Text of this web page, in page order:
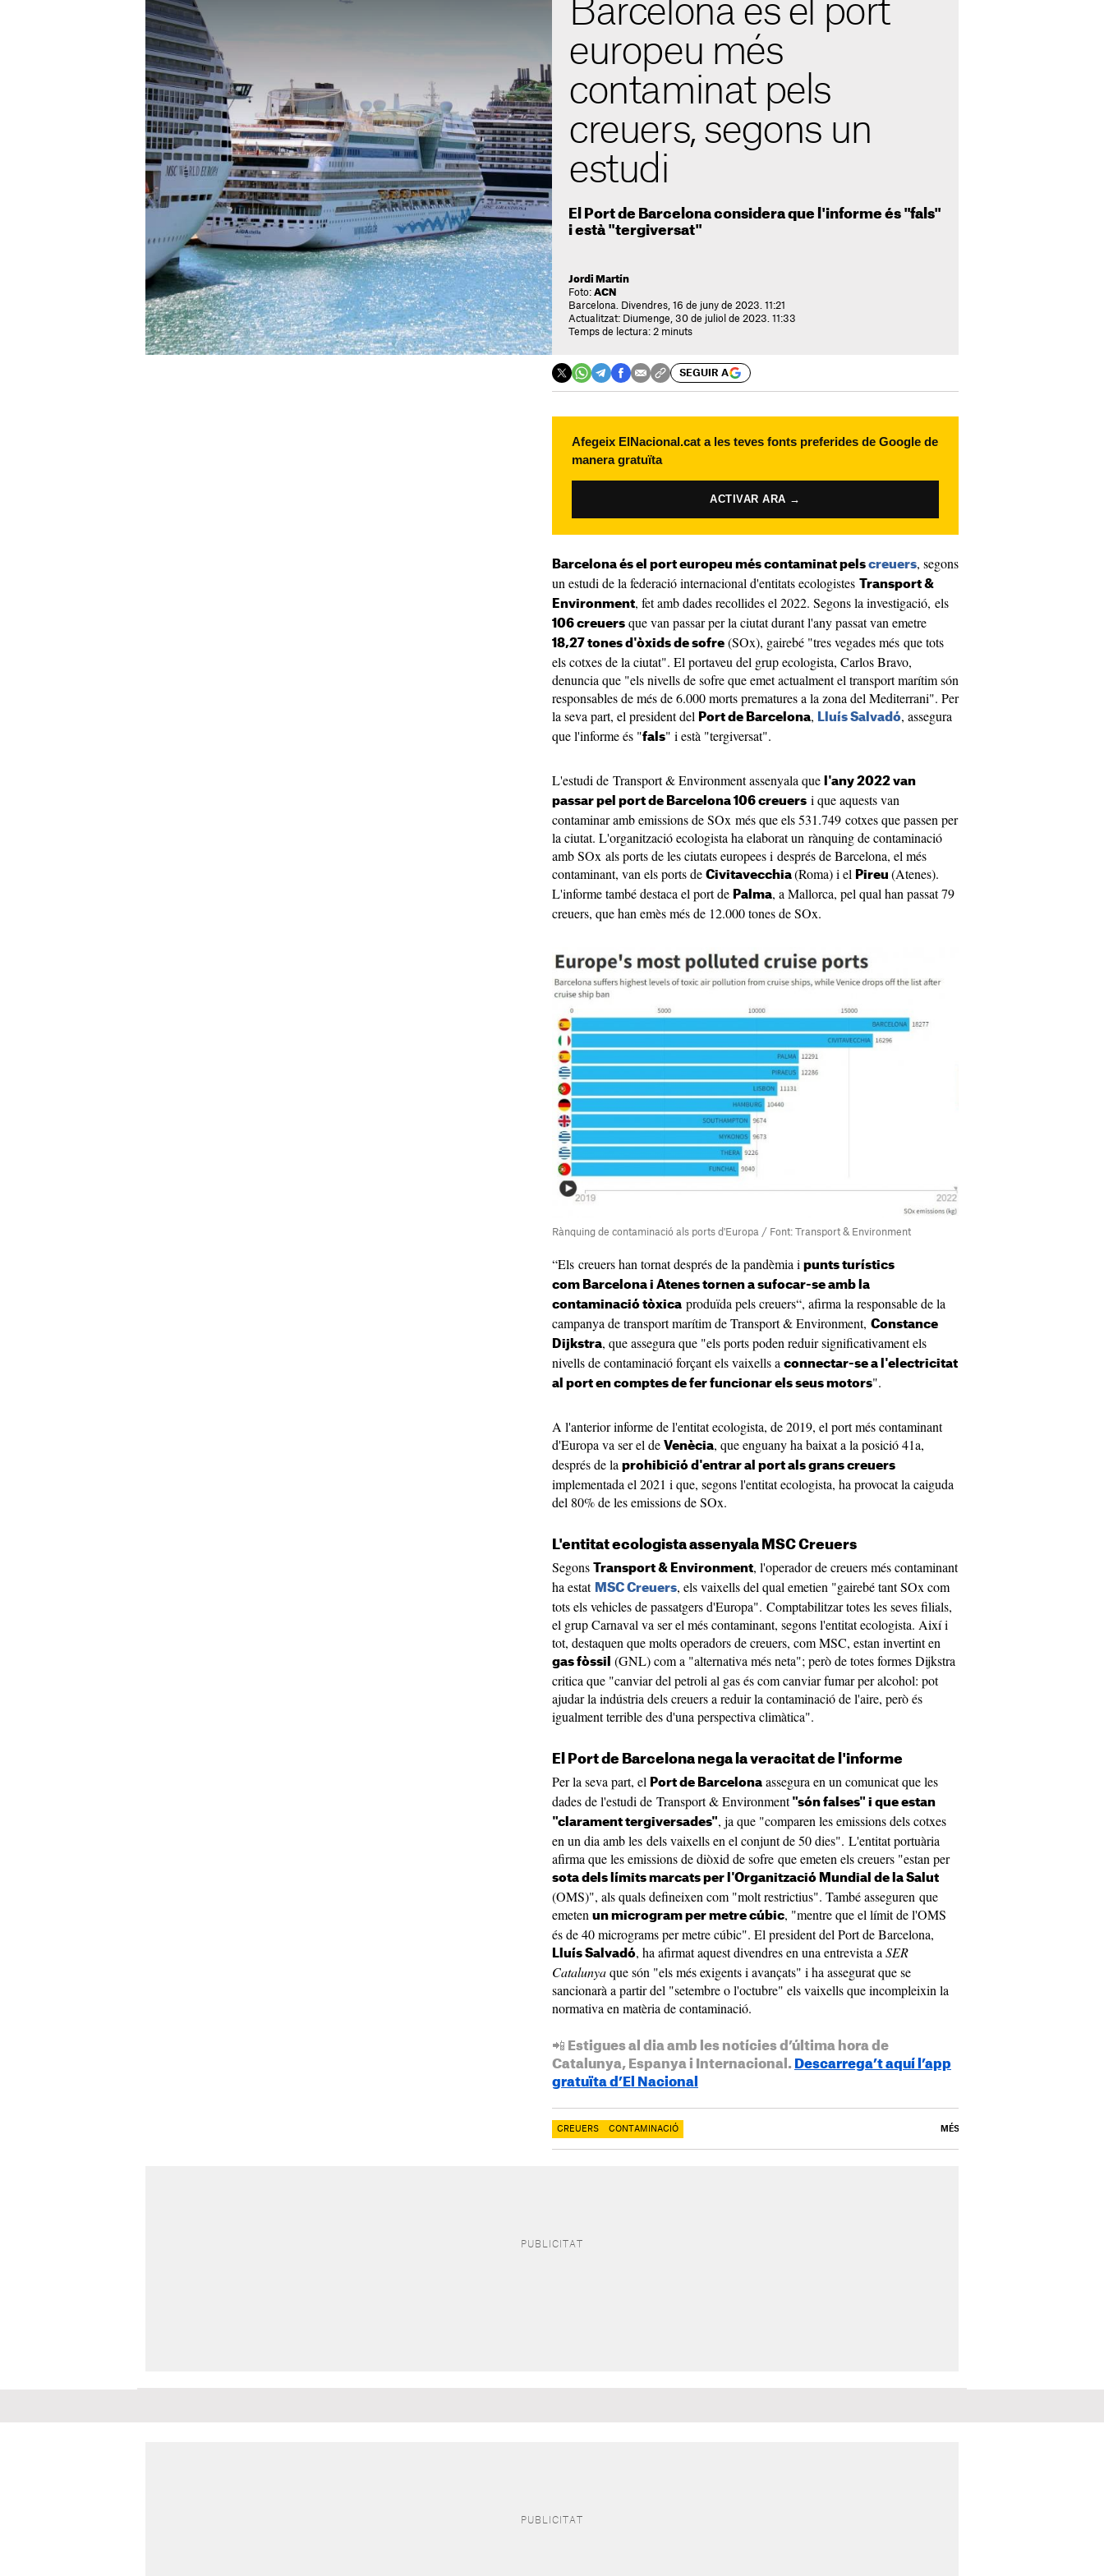
Barcelona és el port
europeu més
contaminat pels
creuers, segons un
estudi
El Port de Barcelona considera que l'informe és "fals"
i està "tergiversat"
Jordi Martín
Foto: ACN
Barcelona. Divendres, 16 de juny de 2023. 11:21
Actualitzat: Diumenge, 30 de juliol de 2023. 11:33
Temps de lectura: 2 minuts
SEGUIR A
Afegeix ElNacional.cat a les teves fonts preferides de Google de
manera gratuïta
ACTIVAR ARA →
Barcelona és el port europeu més contaminat pels creuers, segons
un estudi de la federació internacional d'entitats ecologistes
Transport &
Environment, fet amb dades recollides el 2022. Segons la investigació, els
106 creuers que van passar per la ciutat durant l'any passat van emetre
18,27 tones d'òxids de sofre (SOx), gairebé "tres vegades més que tots
els cotxes de la ciutat". El portaveu del grup ecologista, Carlos Bravo,
denuncia que "els nivells de sofre que emet actualment el transport marítim són
responsables de més de 6.000 morts prematures a la zona del Mediterrani". Per
la seva part, el president del Port de Barcelona, Lluís Salvadó, assegura
que l'informe és "fals" i està "tergiversat".
L'estudi de Transport & Environment assenyala que
l'any 2022 van
passar pel port de Barcelona 106 creuers i que aquests van
contaminar amb emissions de SOx més que els 531.749 cotxes que passen per
la ciutat. L'organització ecologista ha elaborat un rànquing de contaminació
amb SOx als ports de les ciutats europees i després de Barcelona, el més
contaminant, van els ports de Civitavecchia (Roma) i el Pireu (Atenes).
L'informe també destaca el port de Palma, a Mallorca, pel qual han passat 79
creuers, que han emès més de 12.000 tones de SOx.
Rànquing de contaminació als ports d'Europa / Font: Transport & Environment
“Els creuers han tornat després de la pandèmia i punts turístics
com Barcelona i Atenes tornen a sufocar-se amb la
contaminació tòxica produïda pels creuers“, afirma la responsable de la
campanya de transport marítim de Transport & Environment, Constance
Dijkstra, que assegura que "els ports poden reduir significativament els
nivells de contaminació forçant els vaixells a connectar-se a l'electricitat
al port en comptes de fer funcionar els seus motors".
A l'anterior informe de l'entitat ecologista, de 2019, el port més contaminant
d'Europa va ser el de Venècia, que enguany ha baixat a la posició 41a,
després de la prohibició d'entrar al port als grans creuers
implementada el 2021 i que, segons l'entitat ecologista, ha provocat la caiguda
del 80% de les emissions de SOx.
L'entitat ecologista assenyala MSC Creuers
Segons Transport & Environment, l'operador de creuers més contaminant
ha estat MSC Creuers, els vaixells del qual emetien "gairebé tant SOx com
tots els vehicles de passatgers d'Europa". Comptabilitzar totes les seves filials,
el grup Carnaval va ser el més contaminant, segons l'entitat ecologista. Així i
tot, destaquen que molts operadors de creuers, com MSC, estan invertint en
gas fòssil
(GNL) com a "alternativa més neta"; però de totes formes Dijkstra
critica que "canviar del petroli al gas és com canviar fumar per alcohol: pot
ajudar la indústria dels creuers a reduir la contaminació de l'aire, però és
igualment terrible des d'una perspectiva climàtica".
El Port de Barcelona nega la veracitat de l'informe
Per la seva part, el Port de Barcelona assegura en un comunicat que les
dades de l'estudi de Transport & Environment"són falses" i que estan
"clarament tergiversades", ja que "comparen les emissions dels cotxes
en un dia amb les dels vaixells en el conjunt de 50 dies". L'entitat portuària
afirma que les emissions de diòxid de sofre que emeten els creuers "estan per
sota dels límits marcats per l'Organització Mundial de la Salut
(OMS)", als quals defineixen com "molt restrictius". També asseguren que
emeten un microgram per metre cúbic, "mentre que el límit de l'OMS
és de 40 micrograms per metre cúbic". El president del Port de Barcelona,
Lluís Salvadó, ha afirmat aquest divendres en una entrevista a SER
Catalunyaque són "els més exigents i avançats" i ha assegurat que se
sancionarà a partir del "setembre o l'octubre" els vaixells que incompleixin la
normativa en matèria de contaminació.
📲 Estigues al dia amb les notícies d’última hora de
Catalunya, Espanya i Internacional. Descarrega’t aquí l’app
gratuïta d’El Nacional
CREUERS CONTAMINACIÓ MÉS